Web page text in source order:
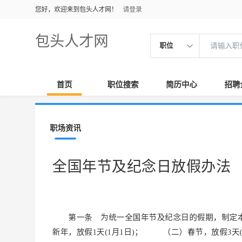
您好，欢迎来到包头人才网！ 请登录
包头人才网 职位
首页 职位搜索 简历中心 招聘
职场资讯
全国年节及纪念日放假办法
第一条 为统一全国年节及纪念日的假期，
新年，放假1天(1月1日)； （二）春节，放假3